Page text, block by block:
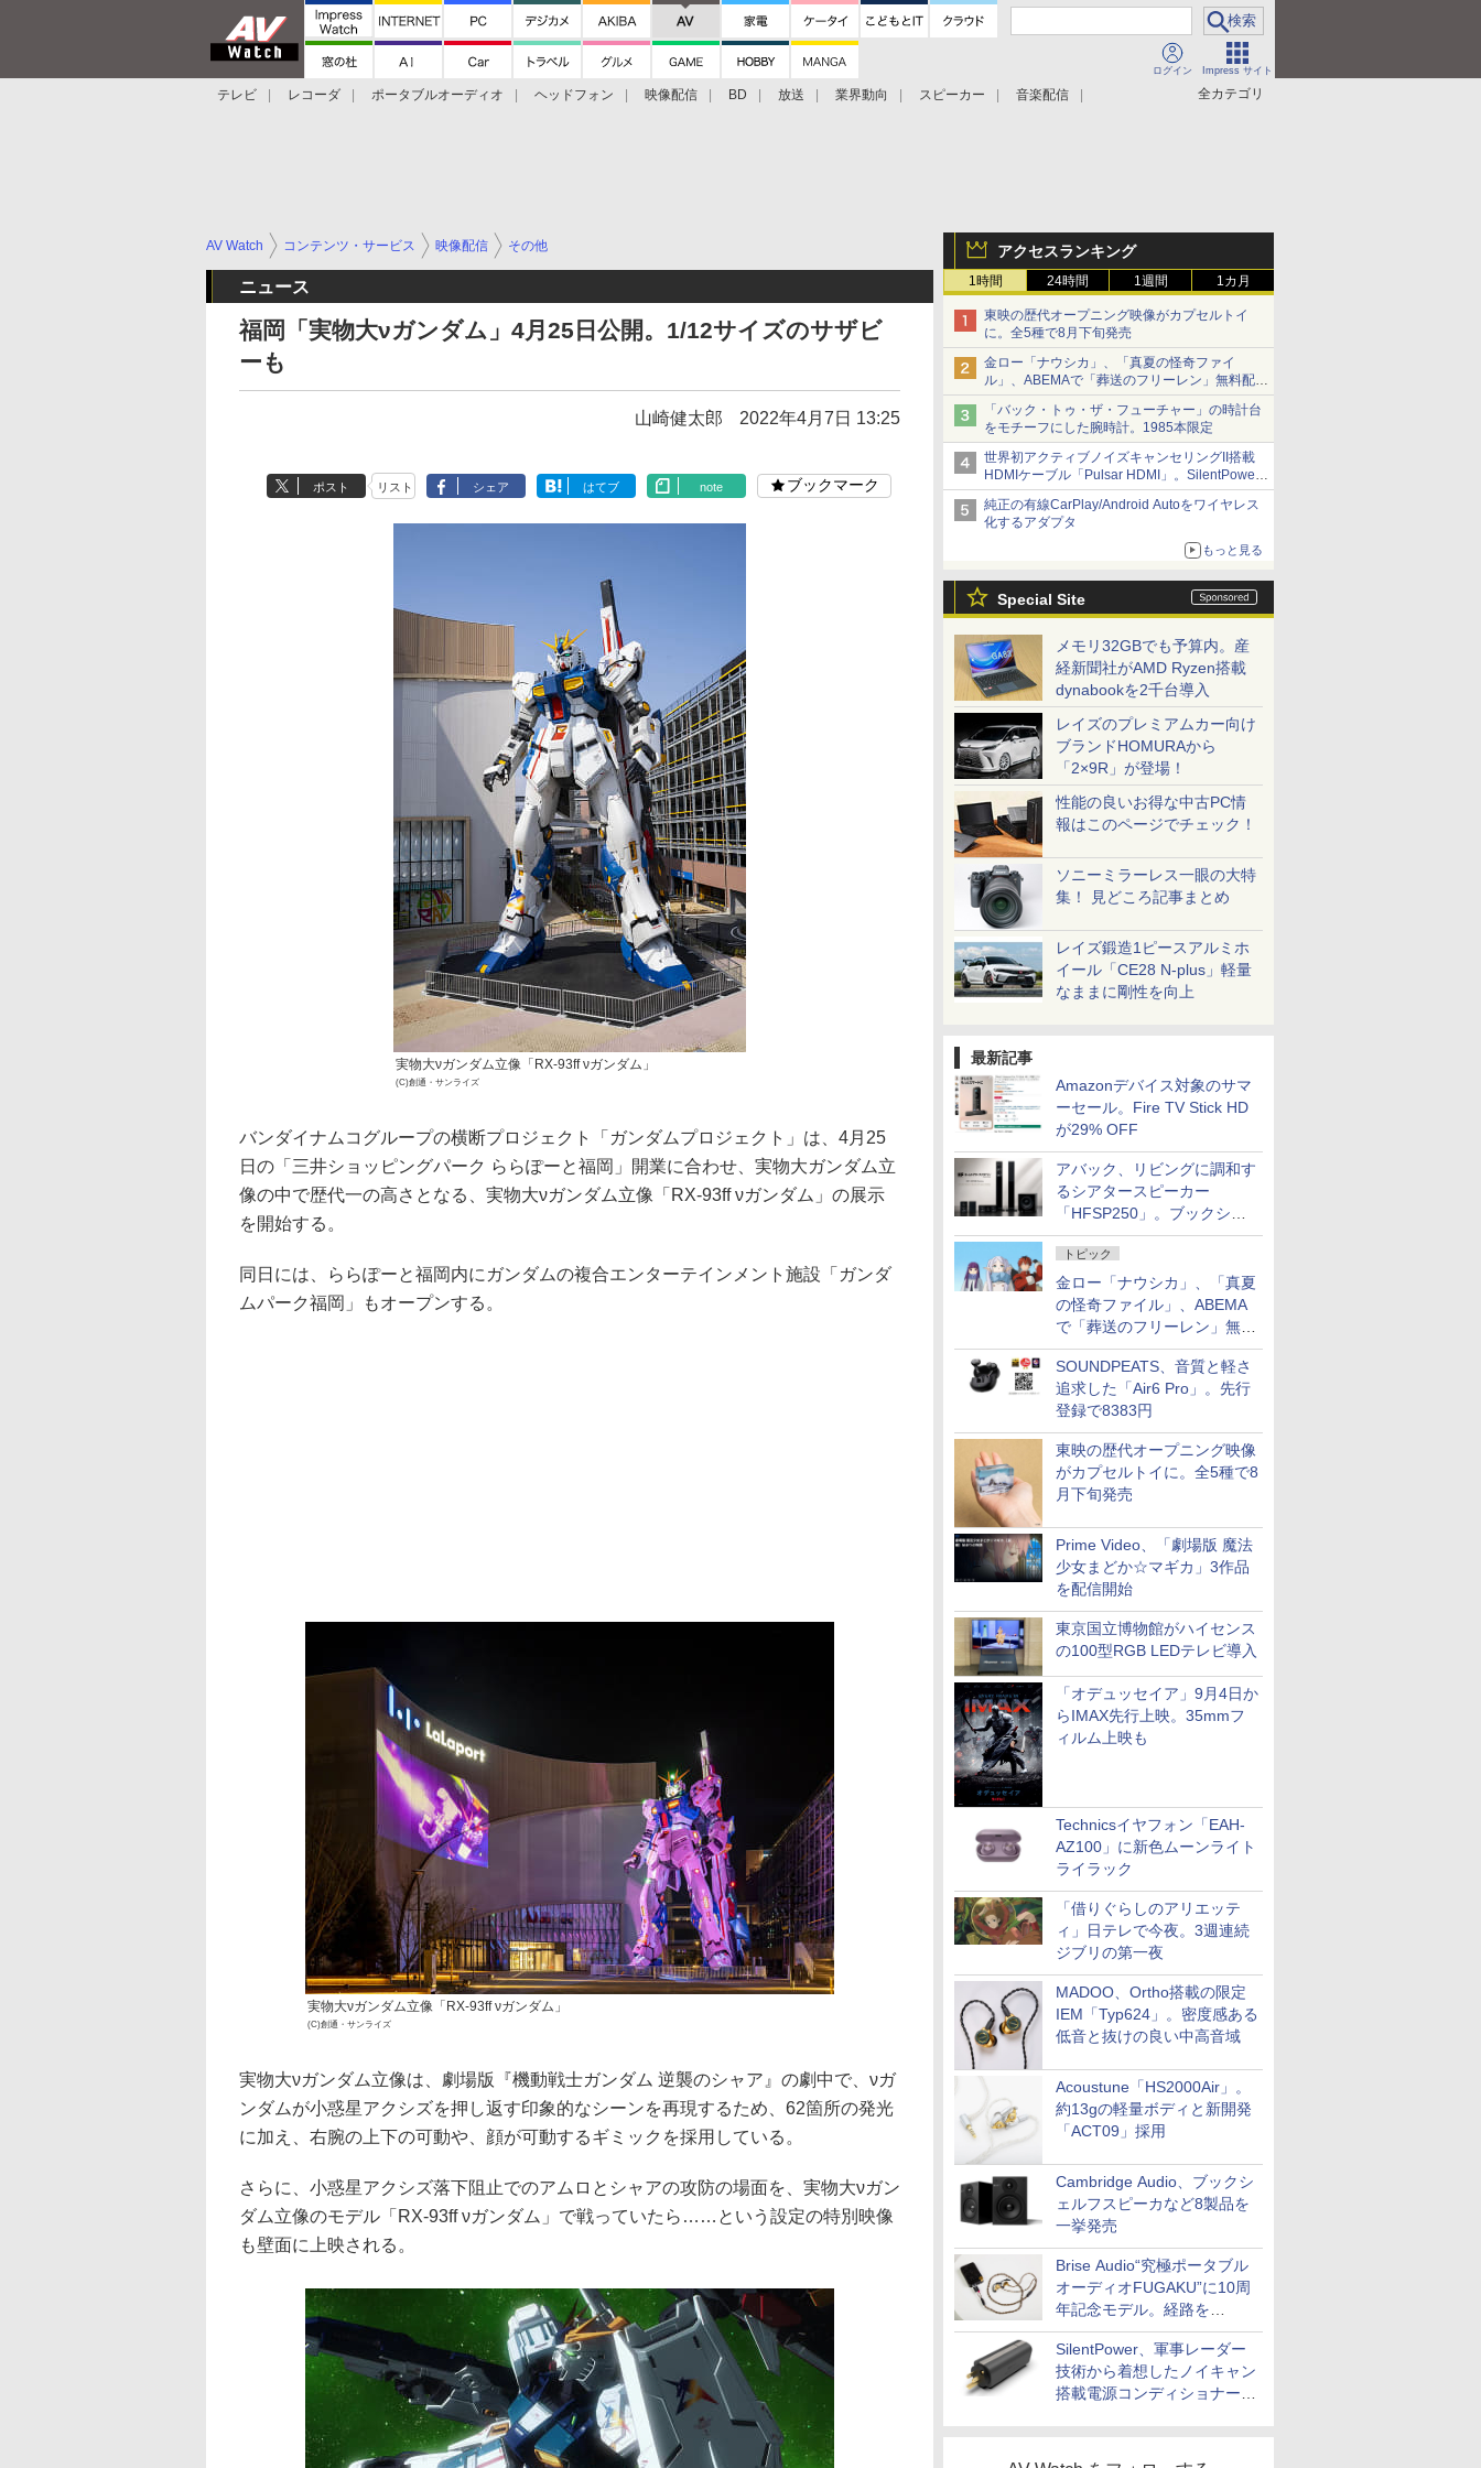
ログイン Impress サイト
全カテゴリ
テレビ レコーダ ポータブルオーディオ ヘッドフォン 映像配信 BD 放送 業界動向 スピーカー
音楽配信
アクセスランキング
1時間 24時間 1週間 1カ月
東映の歴代オープニング映像がカプセルトイ
に。全5種で8月下旬発売
金ロー「ナウシカ」、「真夏の怪奇ファイ
ル」、ABEMAで「葬送のフリーレン」無料配信
など。夏の特番・配信情報
「バック・トゥ・ザ・フューチャー」の時計台
をモチーフにした腕時計。1985本限定
世界初アクティブノイズキャンセリングII搭載
HDMIケーブル「Pulsar HDMI」。SilentPower
から
純正の有線CarPlay/Android Autoをワイヤレス
化するアダプタ
もっと見る
Special Site
メモリ32GBでも予算内。産
経新聞社がAMD Ryzen搭載
dynabookを2千台導入
レイズのプレミアムカー向け
ブランドHOMURAから
「2×9R」が登場！
性能の良いお得な中古PC情
報はこのページでチェック！
ソニーミラーレス一眼の大特
集！ 見どころ記事まとめ
レイズ鍛造1ピースアルミホ
イール「CE28 N-plus」軽量
なままに剛性を向上
最新記事
Amazonデバイス対象のサマ
ーセール。Fire TV Stick HD
が29% OFF
アバック、リビングに調和す
るシアタースピーカー
「HFSP250」。ブックシェ
ルフはペア3万円以下
トピック
金ロー「ナウシカ」、「真夏
の怪奇ファイル」、ABEMA
で「葬送のフリーレン」無料
配信など。夏の特番・配信情
報
SOUNDPEATS、音質と軽さ
追求した「Air6 Pro」。先行
登録で8383円
東映の歴代オープニング映像
がカプセルトイに。全5種で8
月下旬発売
Prime Video、「劇場版 魔法
少女まどか☆マギカ」3作品
を配信開始
東京国立博物館がハイセンス
の100型RGB LEDテレビ導入
「オデュッセイア」9月4日か
らIMAX先行上映。35mmフ
ィルム上映も
Technicsイヤフォン「EAH-
AZ100」に新色ムーンライト
ライラック
「借りぐらしのアリエッテ
ィ」日テレで今夜。3週連続
ジブリの第一夜
MADOO、Ortho搭載の限定
IEM「Typ624」。密度感ある
低音と抜けの良い中高音域
Acoustune「HS2000Air」。
約13gの軽量ボディと新開発
「ACT09」採用
Cambridge Audio、ブックシ
ェルフスピーカなど8製品を
一挙発売
Brise Audio“究極ポータブル
オーディオFUGAKU”に10周
年記念モデル。経路を
NISHIKIで統一。400万円
SilentPower、軍事レーダー
技術から着想したノイキャン
搭載電源コンディショナー
AV Watch コンテンツ・サービス 映像配信 その他
ニュース
福岡「実物大νガンダム」4月25日公開。1/12サイズのサザビ
ーも
山崎健太郎 2022年4月7日 13:25
ポスト リスト シェア はてブ note ブックマーク
実物大νガンダム立像「RX-93ff νガンダム」
(C)創通・サンライズ
バンダイナムコグループの横断プロジェクト「ガンダムプロジェクト」は、4月25
日の「三井ショッピングパーク ららぽーと福岡」開業に合わせ、実物大ガンダム立
像の中で歴代一の高さとなる、実物大νガンダム立像「RX-93ff νガンダム」の展示
を開始する。
同日には、ららぽーと福岡内にガンダムの複合エンターテインメント施設「ガンダ
ムパーク福岡」もオープンする。
実物大νガンダム立像「RX-93ff νガンダム」
(C)創通・サンライズ
実物大νガンダム立像は、劇場版『機動戦士ガンダム 逆襲のシャア』の劇中で、νガ
ンダムが小惑星アクシズを押し返す印象的なシーンを再現するため、62箇所の発光
に加え、右腕の上下の可動や、顔が可動するギミックを採用している。
さらに、小惑星アクシズ落下阻止でのアムロとシャアの攻防の場面を、実物大νガン
ダム立像のモデル「RX-93ff νガンダム」で戦っていたら……という設定の特別映像
も壁面に上映される。